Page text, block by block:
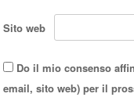
Sito web
Do il mio consenso
email, sito web) per il